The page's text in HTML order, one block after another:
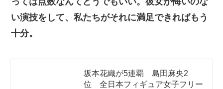
い演技をして、私たちがそれに満足できればもう
十分。
坂本花織が5連覇 島田麻央2
位 全日本フィギュア女子フリー